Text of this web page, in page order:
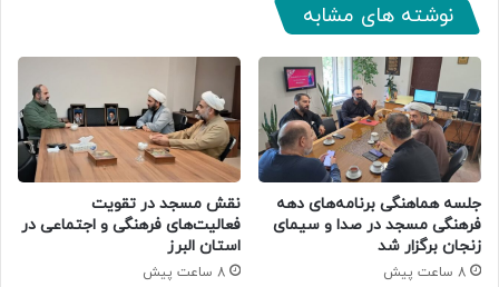
نوشته های مشابه
جلسه هماهنگی برنامه‌های دهه
فرهنگی مسجد در صدا و سیمای
زنجان برگزار شد
8 ساعت پیش
نقش مسجد در تقویت
فعالیت‌های فرهنگی و اجتماعی در
استان البرز
8 ساعت پیش